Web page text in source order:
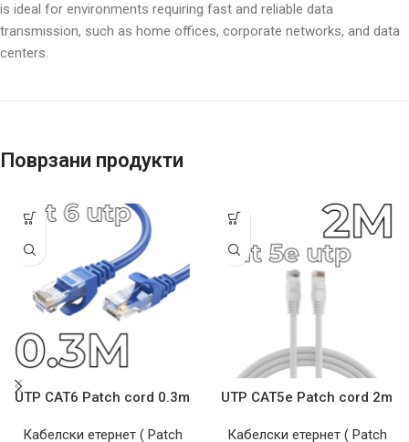
is ideal for environments requiring fast and reliable data
transmission, such as home offices, corporate networks, and data
centers.
Поврзани продукти
UTP CAT6 Patch cord 0.3m
Кабелски етернет ( Patch
UTP CAT5e Patch cord 2m
Кабелски етернет ( Patch